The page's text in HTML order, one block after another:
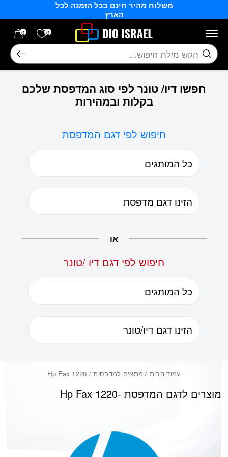
משלוח מהיר חינם בכל הזמנה לכל
הארץ
0 הרשימה
0
חיפוש
חפשו דיו/ טונר לפי סוג המדפסת שלכם
בקלות ובמהירות
חיפוש לפי דגם המדפסת
או
חיפוש לפי דגם דיו /טונר
עמוד הבית / מתאים למדפסות / Hp Fax 1220
Hp Fax 1220מוצרים לדגם המדפסת -